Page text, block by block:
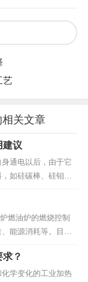
艺
相关文章
建议
通电以后，由于它
如硅碳棒、硅钼
炉中的电热元件，
度升高。热处理设
燃油炉的燃烧控制
能源消耗等。目前
过控制燃料、助燃
要求。由于这种连
？
学变化的工业加热